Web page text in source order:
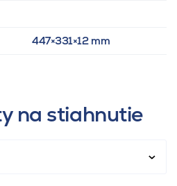
447×331×12 mm
na stiahnutie